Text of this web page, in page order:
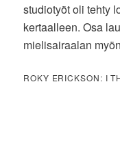
studiotyöt oli tehty
kertaalleen. Osa
mielisairaalan
ROKY ERICKSON: I